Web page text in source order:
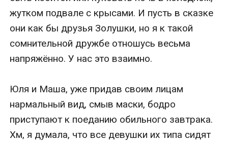
жутком подвале с крысами. И пусть в сказке
они как бы друзья Золушки, но я к такой
сомнительной дружбе отношусь весьма
напряжённо. У нас это взаимно.
Юля и Маша, уже придав своим лицам
нармальный вид, смыв маски, бодро
приступают к поеданию обильного завтрака.
Хм, я думала, что все девушки их типа сидят